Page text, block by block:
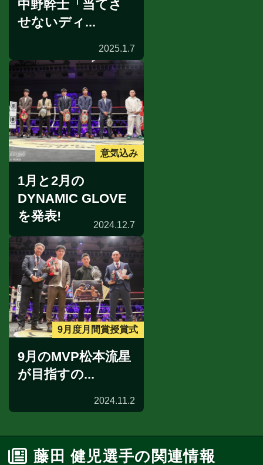
中野幹士「当てさ
せないディ...
2025.1.7
意気込み
1月と2月の
DYNAMIC GLOVE
を発表!
2024.12.7
9月度月間賞授賞式
9月のMVP松本流星
が目指すの...
2024.11.2
藤田 健児選手の関連情報